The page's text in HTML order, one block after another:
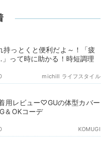
持っとくと便利だよ～！「疲
って時に助かる！時短調理
michill ライフスタイル
用レビュー♡GUの体型カバー
＆OKコーデ
KOMUGI